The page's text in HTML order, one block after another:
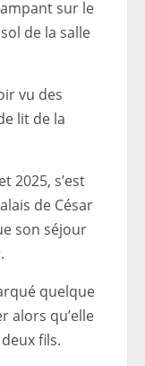
sur le
de la salle
vu des
lit de la
2025, s’est
de César
son séjour
quelque
alors qu’elle
fils.